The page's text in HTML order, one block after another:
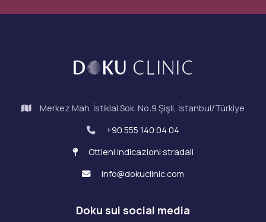
Merkez Mah. İstiklal Sok. No:9 Şişli, İstanbul/Türkiye
+90 555 140 04 04
Ottieni indicazioni stradali
info@dokuclinic.com
Doku sui social media